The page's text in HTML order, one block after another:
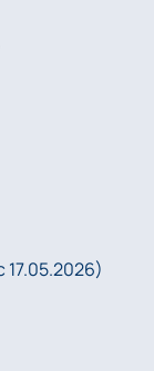
17.05.2026)